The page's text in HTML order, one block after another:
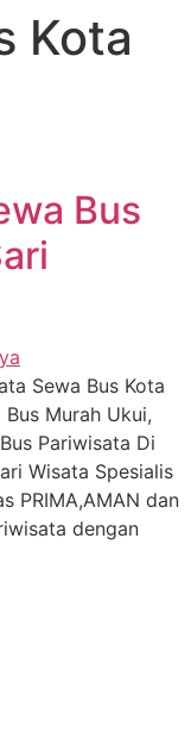
Kota
Bus
Sewa Bus Kota
Murah Ukui,
Pariwisata Di
Wisata Spesialis
PRIMA,AMAN dan
dengan